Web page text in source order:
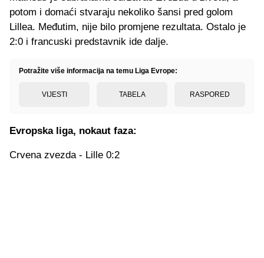
potom i domaći stvaraju nekoliko šansi pred golom
Lillea. Međutim, nije bilo promjene rezultata. Ostalo je
2:0 i francuski predstavnik ide dalje.
Potražite više informacija na temu Liga Evrope:
VIJESTI TABELA RASPORED
Evropska liga, nokaut faza:
Crvena zvezda - Lille 0:2